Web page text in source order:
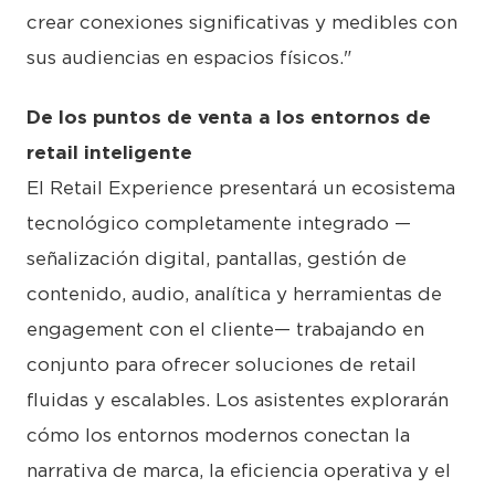
crear conexiones significativas y medibles con
sus audiencias en espacios físicos."
De los puntos de venta a los entornos de
retail inteligente
El Retail Experience presentará un ecosistema
tecnológico completamente integrado —
señalización digital, pantallas, gestión de
contenido, audio, analítica y herramientas de
engagement con el cliente— trabajando en
conjunto para ofrecer soluciones de retail
fluidas y escalables. Los asistentes explorarán
cómo los entornos modernos conectan la
narrativa de marca, la eficiencia operativa y el